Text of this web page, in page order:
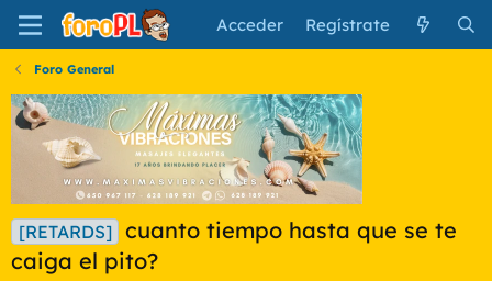
Acceder Regístrate
Foro General
[RETARDS]
cuanto tiempo hasta que se te
caiga el pito?